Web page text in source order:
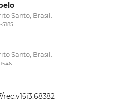
Santo, Brasil.
Santo, Brasil.
rec.v16i3.68382